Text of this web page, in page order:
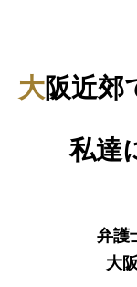
大阪近郊で遺産相続問題にお悩
私達
弁護
大